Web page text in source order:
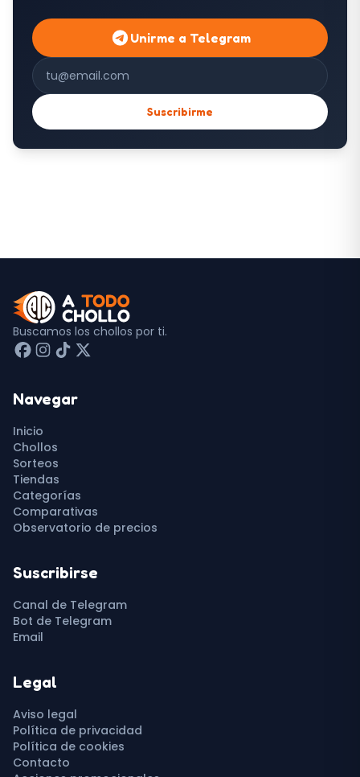
Unirme a Telegram
Correo electrónico
Suscribirme
Buscamos los chollos por ti.
Navegar
Inicio
Chollos
Sorteos
Tiendas
Categorías
Comparativas
Observatorio de precios
Suscribirse
Canal de Telegram
Bot de Telegram
Email
Legal
Aviso legal
Política de privacidad
Política de cookies
Contacto